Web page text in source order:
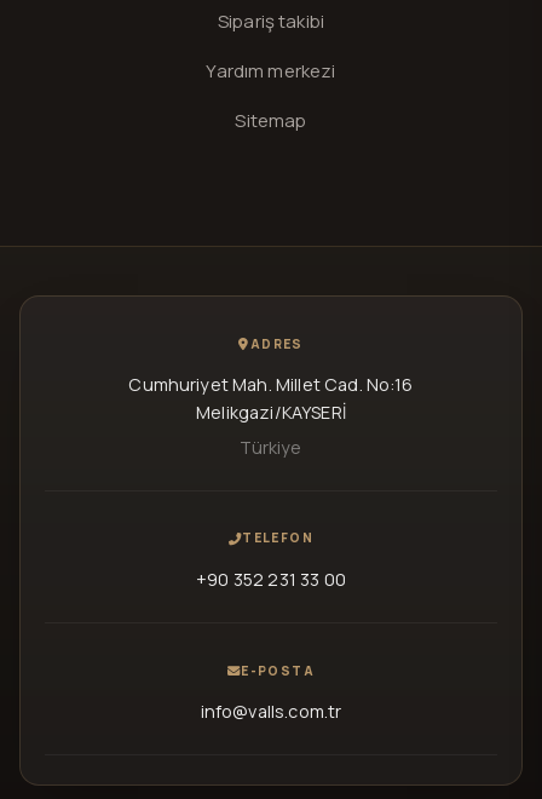
Sipariş takibi
Yardım merkezi
Sitemap
ADRES
Cumhuriyet Mah. Millet Cad. No:16
Melikgazi/KAYSERİ
Türkiye
TELEFON
+90 352 231 33 00
E-POSTA
info@valls.com.tr